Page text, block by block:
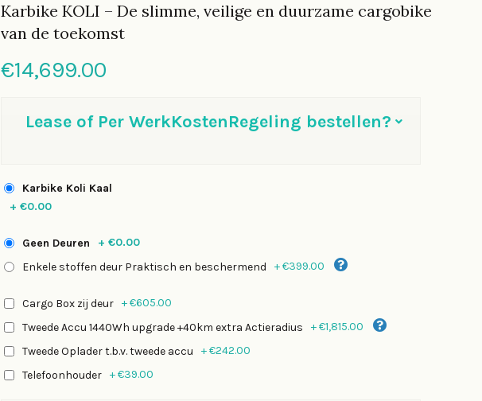
Karbike KOLI – De slimme, veilige en duurzame cargobike
van de toekomst
€14,699.00
Lease of Per WerkKostenRegeling bestellen?
Karbike Koli Kaal
+ €0.00
Geen Deuren + €0.00
Enkele stoffen deur Praktisch en beschermend
+€399.00
Cargo Box zij deur +€605.00
Tweede Accu 1440Wh upgrade +40km extra Actieradius
+€1,815.00
Tweede Oplader t.b.v. tweede accu
+€242.00
Telefoonhouder
+€39.00